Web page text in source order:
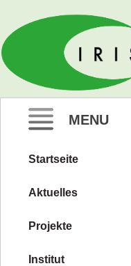
IRIS e. V.
MENU
Zum
springen
Startseite
Aktuelles
Projekte
Institut